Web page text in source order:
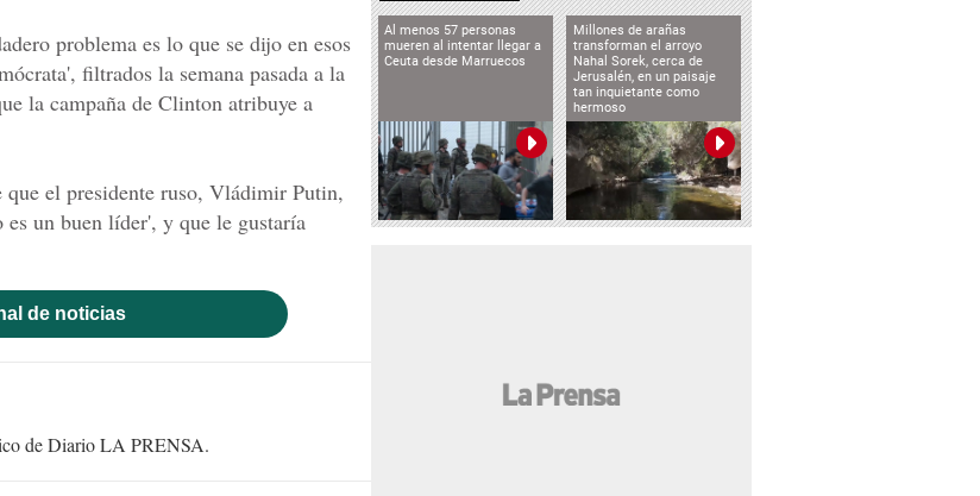
problema es lo que se dijo en esos
filtrados la semana pasada a la
la campaña de Clinton atribuye a
el presidente ruso, Vládimir Putin,
un buen líder', y que le gustaría
de noticias
de Diario LA PRENSA.
Al menos 57 personas
mueren al intentar llegar a
Ceuta desde Marruecos
Millones de arañas
transforman el arroyo
Nahal Sorek, cerca de
Jerusalén, en un paisaje
tan inquietante como
hermoso